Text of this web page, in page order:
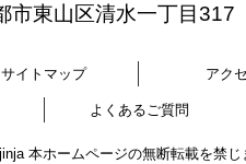
市東山区清水一丁目317
サイトマップ アク
よくあるご質問
本ホームページの無断転載を禁じ